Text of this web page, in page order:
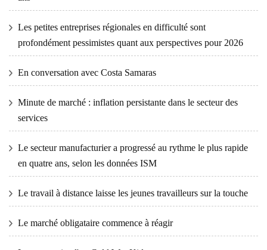
Les petites entreprises régionales en difficulté sont
profondément pessimistes quant aux perspectives pour 2026
En conversation avec Costa Samaras
Minute de marché : inflation persistante dans le secteur des
services
Le secteur manufacturier a progressé au rythme le plus rapide
en quatre ans, selon les données ISM
Le travail à distance laisse les jeunes travailleurs sur la touche
Le marché obligataire commence à réagir